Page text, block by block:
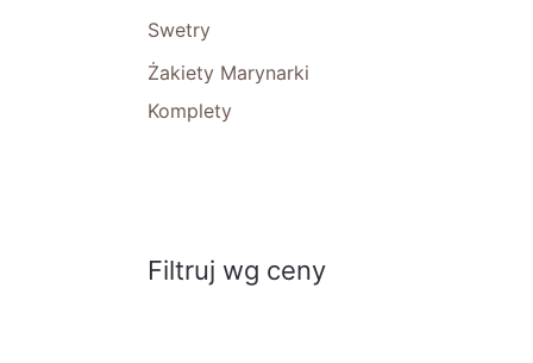
Swetry
Żakiety Marynarki
Komplety
Filtruj wg ceny